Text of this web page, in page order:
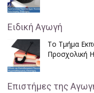
Ειδική Αγωγή
Το Τμήμα
Προσχολική
Επιστήμες της